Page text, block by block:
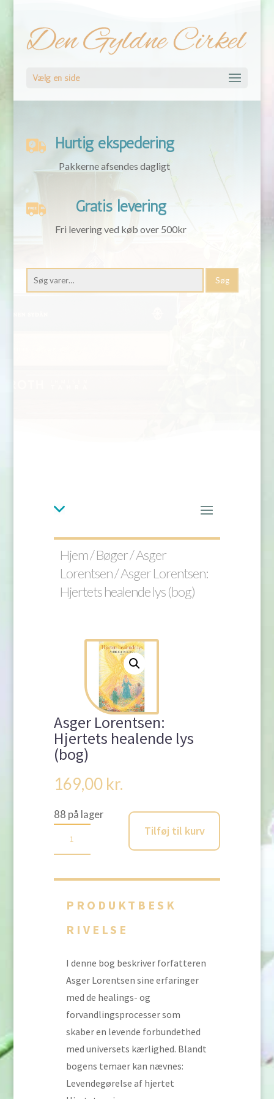
Vælg en side
Hurtig ekspedering
Pakkerne afsendes dagligt
Gratis levering
Fri levering ved køb over 500kr
Søg
efter:
Søg
Hjem/Bøger/Asger
Lorentsen/ Asger Lorentsen:
Hjertets healende lys (bog)
Asger Lorentsen:
Hjertets healende lys
(bog)
169,00 kr.
88 på lager
(bog)
Tilføj til kurv
PRODUKTBESK
RIVELSE
I denne bog beskriver forfatteren
Asger Lorentsen sine erfaringer
med de healings- og
forvandlingsprocesser som
skaber en levende forbundethed
med universets kærlighed. Blandt
bogens temaer kan nævnes:
Levendegørelse af hjertet